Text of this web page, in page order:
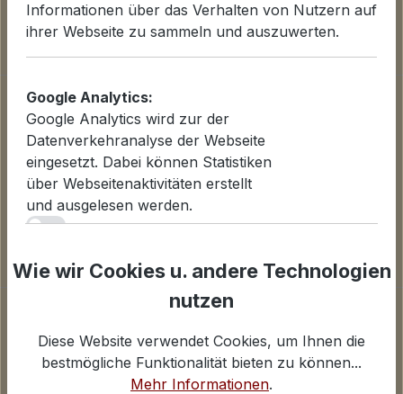
Informationen
Datenschutzerklärung
Lieferinformationen
Zahlungsarten
AGB
Widerrufsbelehrung
Über uns
Kontakt und E-Mail
Anfahrt Ladengeschäfte
Informationen über das Verhalten von Nutzern auf
ihrer Webseite zu sammeln und auszuwerten.
Google Analytics:
Google Analytics wird zur der
Datenverkehranalyse der Webseite
eingesetzt. Dabei können Statistiken
über Webseitenaktivitäten erstellt
und ausgelesen werden.
Für Statistiken und Shop-Performance-Metriken
Google Analytics
Wie wir Cookies u. andere Technologien
nutzen
Diese Website verwendet Cookies, um Ihnen die
bestmögliche Funktionalität bieten zu können...
Mehr Informationen.